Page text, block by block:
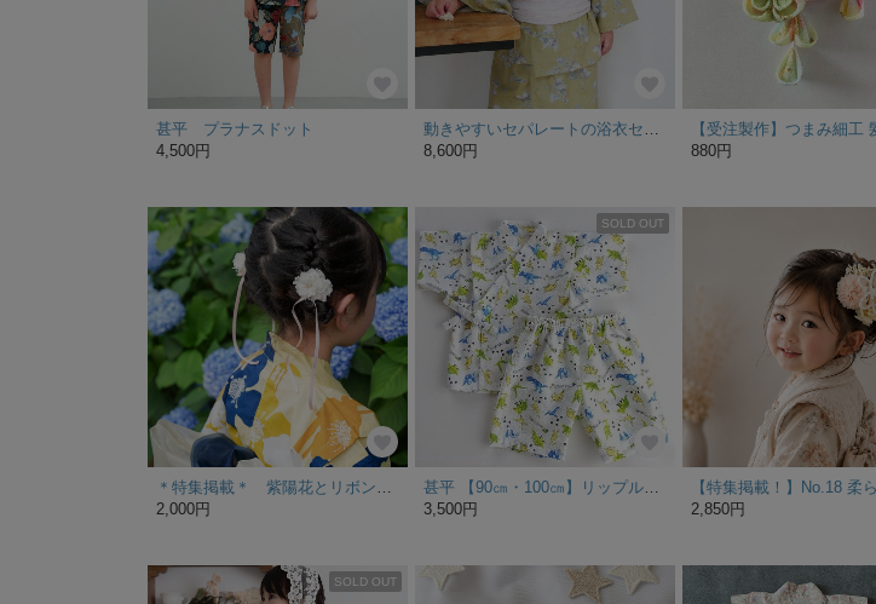
甚平 プラナスドット
4,500円
動きやすいセパレートの浴衣セット
8,600円
880円
＊特集掲載＊ 紫陽花とリボンの髪飾り 発表会 セレモニー 入学式 卒業式 卒園式 浴衣 夏祭り 七五三
2,000円
SOLD OUT
甚平 【90㎝・100㎝】リップル生地の恐竜柄(白地)
3,500円
2,850円
SOLD OUT